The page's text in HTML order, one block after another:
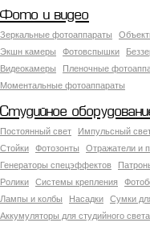
Фото и видео
Зеркальные фотоаппараты
Экшн камеры
Фотовспышки
Видеокамеры
Пленочные
Моментальные фотоаппараты
Студийное
Постоянный свет Импульсный
Стойки
Фотозонты Отражатели и
Генераторы спецэффектов
Ролики
Системы крепления
Лампы и колбы
Насадки
Сумки
Аккумуляторы для студийного света